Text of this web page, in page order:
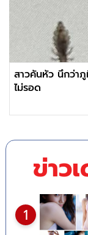
สาวคันหัว นึกว่า
ไม่รอด
ข่าว
1